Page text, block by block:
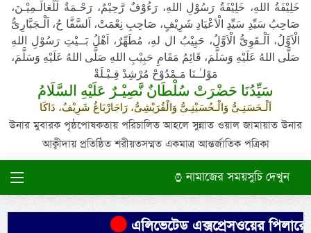
خَلِيْفَةُ اللهِ، خَلِيْفَةُ رَسُوْلِ اللهِ، رَءُوْفٌ رَّحِيْمٌ، رَحْـمَةٌ لِّلْعَالَـمِيْـنَ،
صَاحِبُ سَيِّدِ سَيِّدِ الْاَعْيَادِ شَرِيْفٍ، صَاحِبِ نِعْمَتْ، اَلسَّفَّا حُ، اَلْـجَبَّارِىُّ
الْاَوَّلُ، اَلْـقَوِىُّ الْاَوَّلُ، حَبِيْبُ ال لهِ، مُطَهِّرٌ، اَهْلُ بَــيْتِ رَسُوْلِ اللهِ
صَلَّى اللهُ عَلَيْهِ وَسَلَّمَ، قَائِمُ مَقَامِ حَبِيْبِ اللهِ صَلَّى اللهُ عَلَيْهِ وَسَلَّمَ،
مَوْلـٰـنَا مَـمْدُوْحْ مُرْشِدْ قِـبْـلَةْ
سَيِّدُنَا حَضْرَتْ سُلْطَانٌ نَّصِيْـرٌ عَلَيْهِ السَّلَامُ
اَلْـحَسَنِـىُّ وَالْـحُسَيْنِـىُّ وَالْقُرَيْشِىُّ، رَاجَارْبَاغُ شَرِيْفٌ، دَاكَا
উনার মুবারক পৃষ্ঠপোষকতায় পরিচালিত আহলে সুন্নাত ওয়াল জামায়াত উনার
আক্বীদায় প্রতিষ্ঠিত শরীয়তসম্মত একমাত্র আন্তর্জাতিক পত্রিকা
নামাজের সময়সুচি দেখুন
এলিভেটেড এক্সপ্রেসওয়ের পিলারে